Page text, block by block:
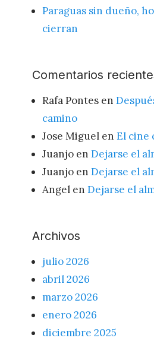
Paraguas sin dueño,
cierran
Comentarios
Rafa Pontes en
camino
Jose Miguel en El cine
Juanjo en Dejarse el
Juanjo en Dejarse el
Angel en Dejarse el
Archivos
julio 2026
abril 2026
marzo 2026
enero 2026
diciembre 2025